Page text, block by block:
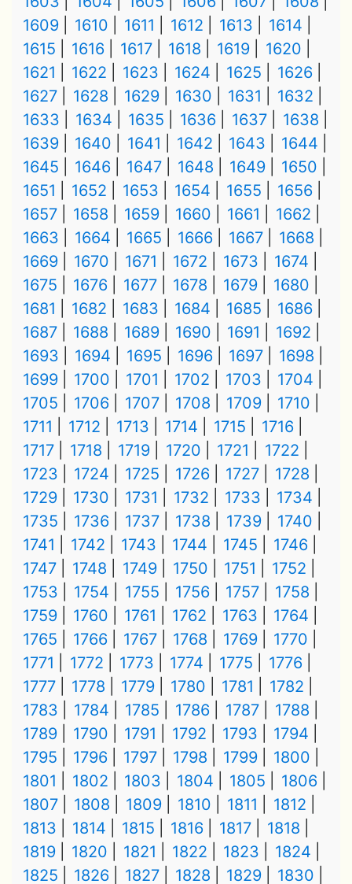
1609
1610 1611 1612 1613
1614
1615
1616 1617 1618 1619
1620
1621
1622 1623 1624 1625
1626
1627
1628 1629 1630 1631
1632
1633
1634 1635 1636 1637
1638
1639
1640 1641 1642 1643
1644
1645
1646 1647 1648 1649
1650
1651
1652 1653 1654 1655
1656
1657
1658 1659 1660 1661
1662
1663
1664 1665 1666 1667
1668
1669
1670 1671 1672 1673
1674
1675
1676 1677 1678 1679
1680
1681
1682 1683 1684 1685
1686
1687
1688 1689 1690 1691
1692
1693
1694 1695 1696 1697
1698
1699
1700 1701 1702 1703
1704
1705
1706 1707 1708 1709
1710
1711
1712 1713 1714 1715
1716
1717
1718 1719 1720 1721
1722
1723
1724 1725 1726 1727
1728
1729
1730 1731 1732 1733
1734
1735
1736 1737 1738 1739
1740
1741
1742 1743 1744 1745
1746
1747
1748 1749 1750 1751
1752
1753
1754 1755 1756 1757
1758
1759
1760 1761 1762 1763
1764
1765
1766 1767 1768 1769
1770
1771
1772 1773 1774 1775
1776
1777
1778 1779 1780 1781
1782
1783
1784 1785 1786 1787
1788
1789
1790 1791 1792 1793
1794
1795
1796 1797 1798 1799
1800
1801
1802 1803 1804 1805
1806
1807
1808 1809 1810 1811
1812
1813
1814 1815 1816 1817
1818
1819
1820 1821 1822 1823
1824
1825
1826 1827 1828 1829
1830